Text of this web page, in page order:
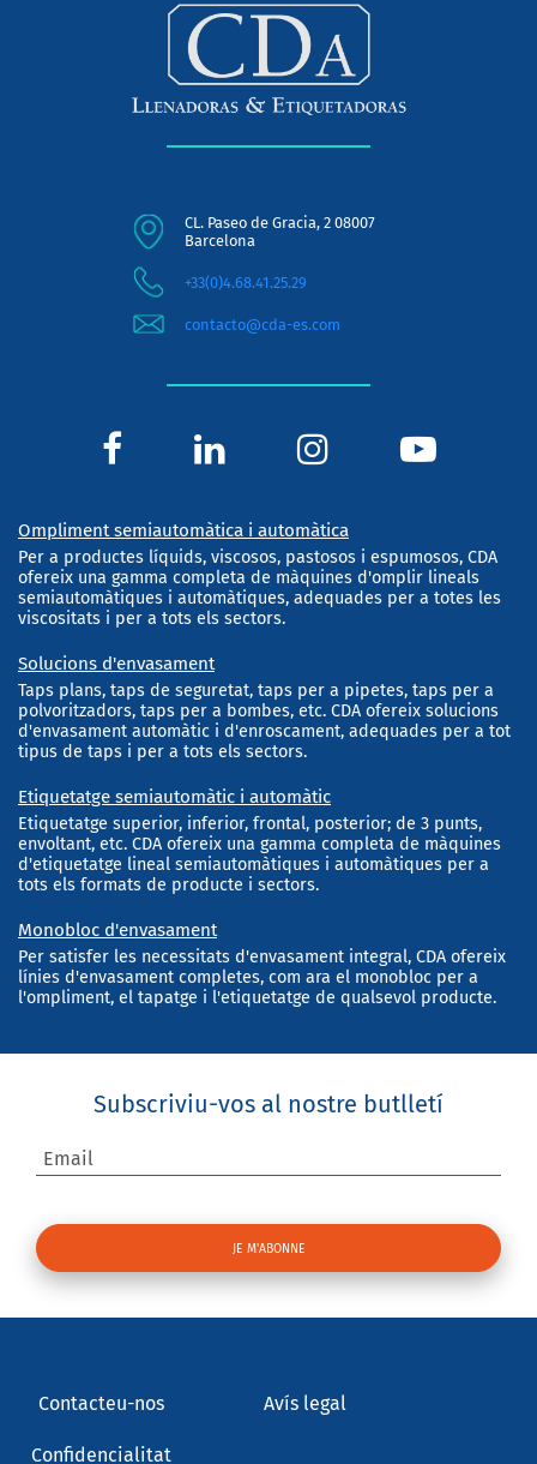
CL. Paseo de Gracia, 2 08007
Barcelona
+33(0)4.68.41.25.29
contacto@cda-es.com
Ompliment semiautomàtica i automàtica
Per a productes líquids, viscosos, pastosos i espumosos, CDA
ofereix una gamma completa de màquines d'omplir lineals
semiautomàtiques i automàtiques, adequades per a totes les
viscositats i per a tots els sectors.
Solucions d'envasament
Taps plans, taps de seguretat, taps per a pipetes, taps per a
polvoritzadors, taps per a bombes, etc. CDA ofereix solucions
d'envasament automàtic i d'enroscament, adequades per a tot
tipus de taps i per a tots els sectors.
Etiquetatge semiautomàtic i automàtic
Etiquetatge superior, inferior, frontal, posterior; de 3 punts,
envoltant, etc. CDA ofereix una gamma completa de màquines
d'etiquetatge lineal semiautomàtiques i automàtiques per a
tots els formats de producte i sectors.
Monobloc d'envasament
Per satisfer les necessitats d'envasament integral, CDA ofereix
línies d'envasament completes, com ara el monobloc per a
l'ompliment, el tapatge i l'etiquetatge de qualsevol producte.
Subscriviu-vos al nostre butlletí
Email
Contacteu-nos Avís legal
Confidencialitat